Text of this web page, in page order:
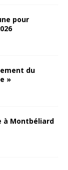
pour
du
»
à Montbéliard